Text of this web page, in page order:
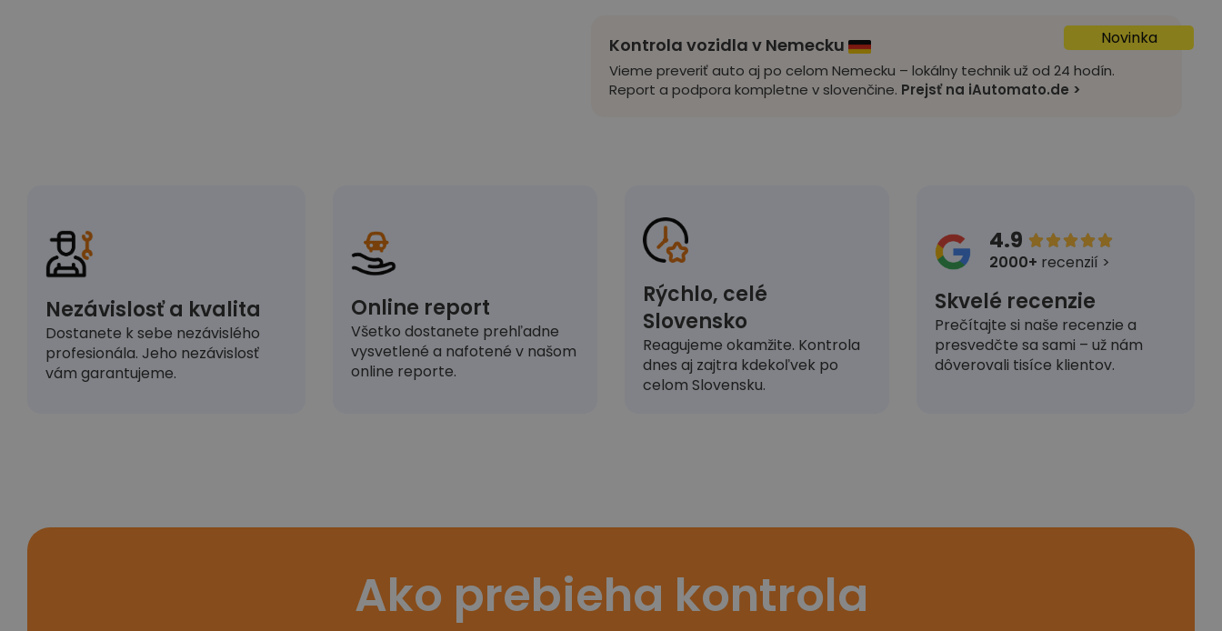
Novinka
Kontrola vozidla v Nemecku
Vieme preveriť auto aj po celom Nemecku – lokálny technik už od 24 hodín.
Report a podpora kompletne v slovenčine. Prejsť na iAutomato.de >
Nezávislosť a kvalita
Dostanete k sebe nezávislého
profesionála. Jeho nezávislosť
vám garantujeme.
Online report
Všetko dostanete prehľadne
vysvetlené a nafotené v našom
online reporte.
Rýchlo, celé
Slovensko
Reagujeme okamžite. Kontrola
dnes aj zajtra kdekoľvek po
celom Slovensku.
4.9 
2000+ recenzií >
Skvelé recenzie
Prečítajte si naše recenzie a
presvedčte sa sami – už nám
dôverovali tisíce klientov.
Ako prebieha kontrola